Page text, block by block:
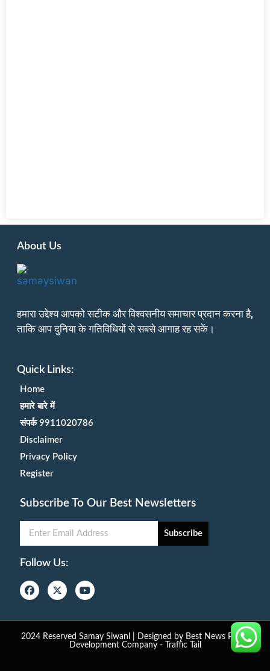
About Us
हमारा उद्देश्य आपको सटीक और विश्वसनीय समाचार प्रदान करना है,
ताकि आप दुनिया के गतिविधियों से सबसे आगाह रह सकें।
Quick Links:
Home
हमारे बारे में
संपर्क 9911020786
Disclaimer
Privacy Policy
Register
Subscribe To Our Best Newsletters
Subscribe
Follow Us:
2024 Reserved Samay Siwanl | Designed by Best News Portal
Development Company- Traffic Tail